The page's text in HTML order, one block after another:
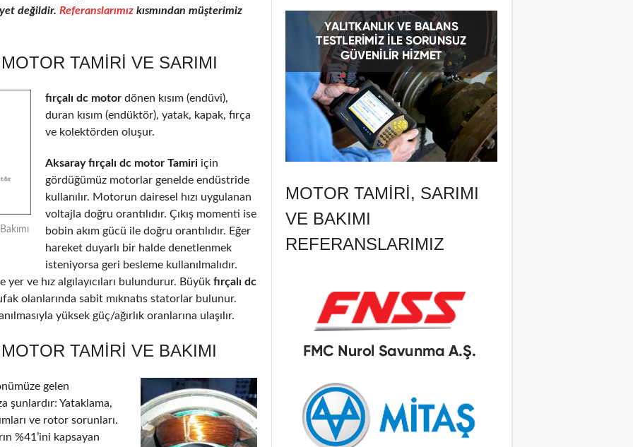
değildir. Referanslarımız kısmından müşterimiz
TAMIRI VE SARIMI
fırçalı dc motor dönen kısım (endüvi),
duran kısım (endüktör), yatak, kapak, fırça
ve kolektörden oluşur.
Aksaray fırçalı dc motor Tamiri için
gördüğümüz motorlar genelde endüstride
kullanılır. Motorun dairesel hızı uygulanan
voltajla doğru orantılıdır. Çıkış momenti ise
bobin akım gücü ile doğru orantılıdır. Eğer
hareket duyarlı bir halde denetlenmek
isteniyorsa geri besleme kullanılmalıdır.
ve hız algılayıcıları bulundurur. Büyük fırçalı dc
olanlarında sabit mıknatıs statorlar bulunur.
yüksek güç/ağırlık oranlarına ulaşılır.
TAMIRI VE BAKIMI
gelen
şunlardır: Yataklama,
ve rotor sorunları.
%41’ini kapsayan
MOTOR TAMIRI, SARIMI
VE BAKIMI
REFERANSLARIMIZ